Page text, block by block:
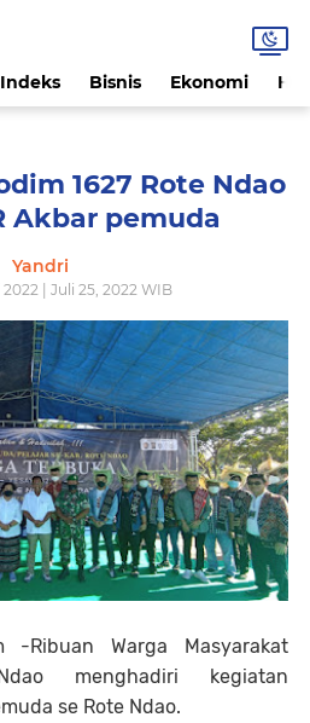
Indeks Bisnis Ekonomi
1627 Rote Ndao
Akbar pemuda
Yandri
| Juli 25, 2022 WIB
-Ribuan Warga Masyarakat
menghadiri kegiatan
se Rote Ndao.